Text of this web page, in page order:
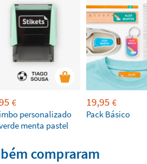
€
personalizado
menta pastel
19,95 €
Pack Básico
compraram